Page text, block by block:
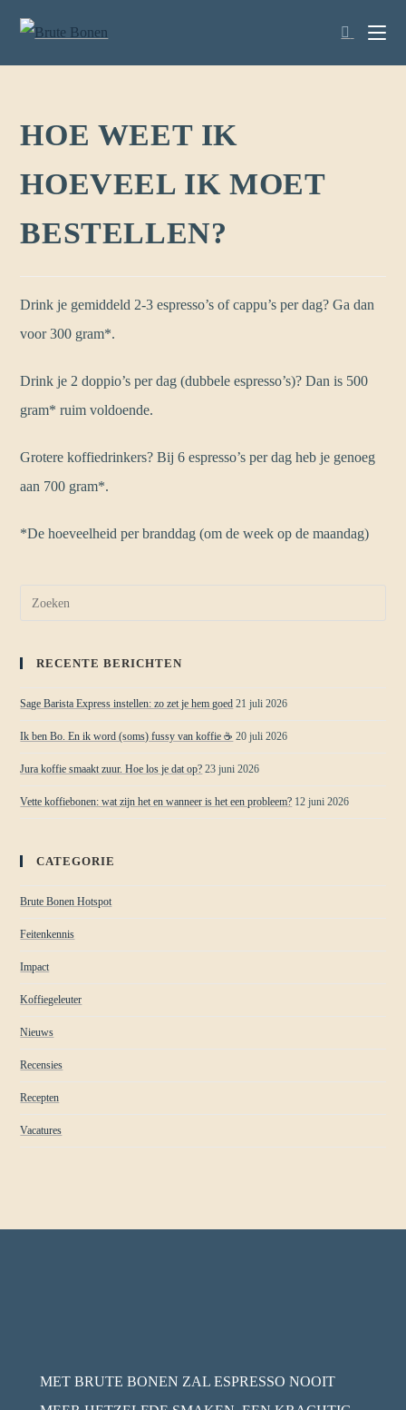
HOE WEET IK
HOEVEEL IK MOET
BESTELLEN?
Drink je gemiddeld 2-3 espresso’s of cappu’s per dag? Ga dan
voor 300 gram*.
Drink je 2 doppio’s per dag (dubbele espresso’s)? Dan is 500
gram* ruim voldoende.
Grotere koffiedrinkers? Bij 6 espresso’s per dag heb je genoeg
aan 700 gram*.
*De hoeveelheid per branddag (om de week op de maandag)
RECENTE BERICHTEN
Sage Barista Express instellen: zo zet je hem goed 21 juli 2026
Ik ben Bo. En ik word (soms) fussy van koffie ☕ 20 juli 2026
Jura koffie smaakt zuur. Hoe los je dat op? 23 juni 2026
Vette koffiebonen: wat zijn het en wanneer is het een probleem? 12 juni 2026
CATEGORIE
Brute Bonen Hotspot
Feitenkennis
Impact
Koffiegeleuter
Nieuws
Recensies
Recepten
Vacatures
MET BRUTE BONEN ZAL ESPRESSO NOOIT